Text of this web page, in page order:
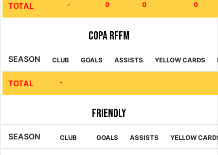
TOTAL - 0 0 0
Copa RFFM
SEASON CLUB GOALS ASSISTS YELLOW CARDS
TOTAL -
Friendly
SEASON CLUB GOALS ASSISTS YELLOW